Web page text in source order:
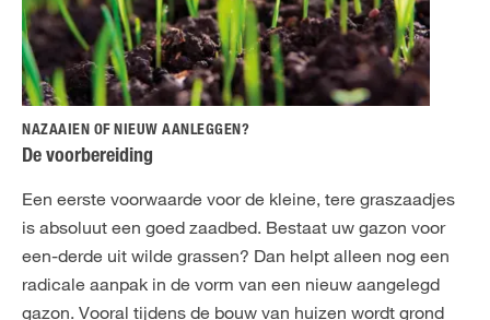
NAZAAIEN OF NIEUW AANLEGGEN?
De voorbereiding
Een eerste voorwaarde voor de kleine, tere graszaadjes
is absoluut een goed zaadbed. Bestaat uw gazon voor
een-derde uit wilde grassen? Dan helpt alleen nog een
radicale aanpak in de vorm van een nieuw aangelegd
gazon. Vooral tijdens de bouw van huizen wordt grond